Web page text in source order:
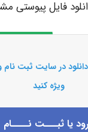
فایل پیوستی
در سایت ثبت نام
ویژه کنید
یا ثبـــت نــــام